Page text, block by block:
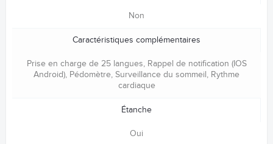
Non
Caractéristiques complémentaires
Prise en charge de 25 langues, Rappel de notification (IOS
Android), Pédomètre, Surveillance du sommeil, Rythme
cardiaque
Étanche
Oui